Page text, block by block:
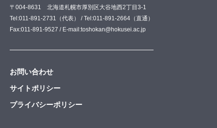
〒004-8631 北海道札幌市厚別区大谷地西2丁目3-1
Tel:011-891-2731（代表） / Tel:011-891-2664（直通）
Fax:011-891-9527 / E-mail:toshokan@hokusei.ac.jp
お問い合わせ
サイトポリシー
プライバシーポリシー